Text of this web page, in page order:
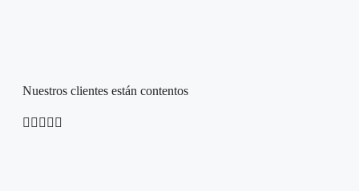
Nuestros clientes están contentos
    